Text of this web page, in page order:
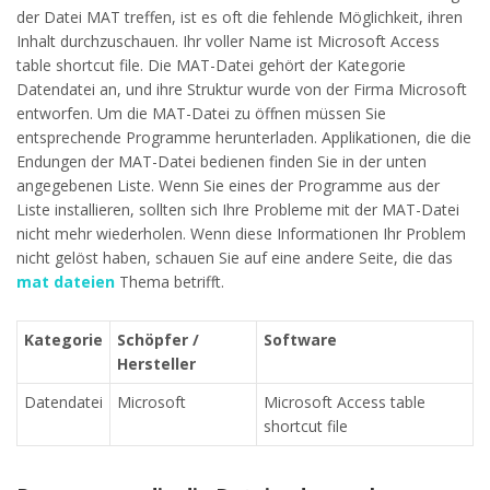
der Datei MAT treffen, ist es oft die fehlende Möglichkeit, ihren
Inhalt durchzuschauen. Ihr voller Name ist Microsoft Access
table shortcut file. Die MAT-Datei gehört der Kategorie
Datendatei an, und ihre Struktur wurde von der Firma Microsoft
entworfen. Um die MAT-Datei zu öffnen müssen Sie
entsprechende Programme herunterladen. Applikationen, die die
Endungen der MAT-Datei bedienen finden Sie in der unten
angegebenen Liste. Wenn Sie eines der Programme aus der
Liste installieren, sollten sich Ihre Probleme mit der MAT-Datei
nicht mehr wiederholen. Wenn diese Informationen Ihr Problem
nicht gelöst haben, schauen Sie auf eine andere Seite, die das
mat dateien Thema betrifft.
Kategorie
Schöpfer /
Hersteller
Software
Datendatei Microsoft
Microsoft Access table
shortcut file